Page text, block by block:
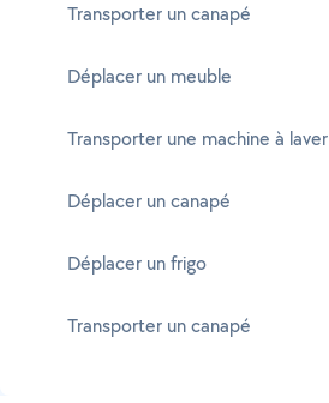
Transporter un canapé
Déplacer un meuble
Transporter une machine à laver
Déplacer un canapé
Déplacer un frigo
Transporter un canapé